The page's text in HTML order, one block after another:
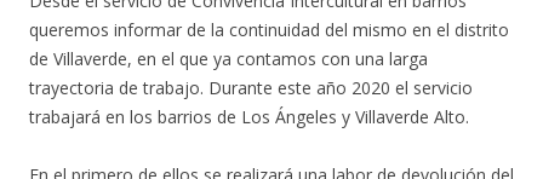
queremos informar de la continuidad del mismo en el distrito
de Villaverde, en el que ya contamos con una larga
trayectoria de trabajo. Durante este año 2020 el servicio
trabajará en los barrios de Los Ángeles y Villaverde Alto.